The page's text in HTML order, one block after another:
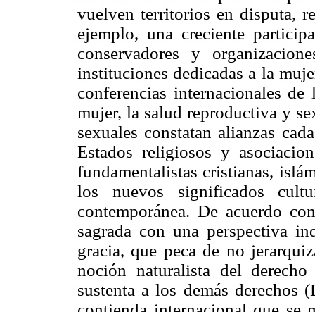
vuelven territorios en disputa,
ejemplo, una creciente
conservadores y
instituciones dedicadas a la
conferencias internacionales
mujer, la salud reproductiva y
sexuales constatan alianzas
Estados religiosos y
fundamentalistas cristianas,
los nuevos significados
contemporánea. De acuerdo
sagrada con una perspectiva
gracia, que peca de no
noción naturalista del
sustenta a los demás